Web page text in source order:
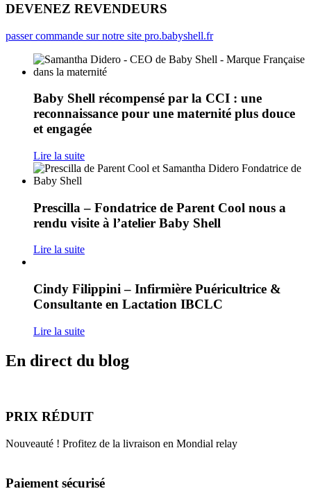
DEVENEZ REVENDEURS
passer commande sur notre site pro.babyshell.fr
Baby Shell récompensé par la CCI : une
reconnaissance pour une maternité plus douce
et engagée
Lire la suite
Prescilla – Fondatrice de Parent Cool nous a
rendu visite à l’atelier Baby Shell
Lire la suite
Cindy Filippini – Infirmière Puéricultrice &
Consultante en Lactation IBCLC
Lire la suite
En direct du blog
PRIX RÉDUIT
Nouveauté ! Profitez de la livraison en Mondial relay
Paiement sécurisé